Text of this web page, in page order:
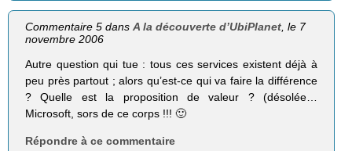
Commentaire 5 dansA la découverte d’UbiPlanet , le 7
novembre 2006
Autre question qui tue : tous ces services existent déjà à
peu près partout ; alors qu’est-ce qui va faire la différence
? Quelle est la proposition de valeur ? (désolée…
Microsoft, sors de ce corps !!! 🙂
Répondre à ce commentaire